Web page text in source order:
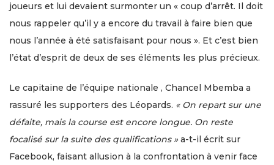
joueurs et lui devaient surmonter un « coup d’arrêt. Il doit
nous rappeler qu’il y a encore du travail à faire bien que
nous l’année à été satisfaisant pour nous ». Et c’est bien
l’état d’esprit de deux de ses éléments les plus précieux.
Le capitaine de l’équipe nationale , Chancel Mbemba a
rassuré les supporters des Léopards. « On repart sur une
défaite, mais la course est encore longue. On reste
focalisé sur la suite des qualifications »a-t-il écrit sur
Facebook, faisant allusion à la confrontation à venir face